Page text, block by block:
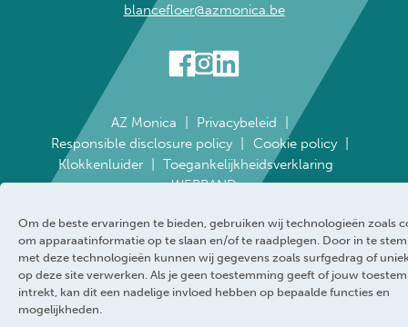
Om de beste ervaringen te bieden, gebruiken wij technologieën zoals
om apparaatinformatie op te slaan en/of te raadplegen. Door in te
met deze technologieën kunnen wij gegevens zoals surfgedrag of
op deze site verwerken. Als je geen toestemming geeft of jouw
intrekt, kan dit een nadelige invloed hebben op bepaalde functies en
mogelijkheden.
blancefloer@azmonica.be
AZ Monica
Privacybeleid
Responsible disclosure policy
Cookie policy
Klokkenluider
Toegankelijkheidsverklaring
WEBRAND